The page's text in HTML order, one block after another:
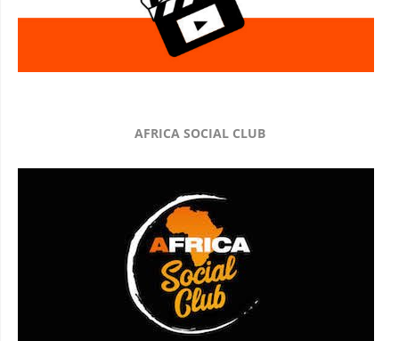
AFRICA SOCIAL CLUB